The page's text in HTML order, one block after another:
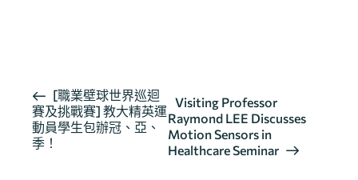
活
動
导
[職業壁球世界巡迴
賽及挑戰賽] 教大精英運
動員學生包辦冠、亞、
季！
Visiting Professor
Raymond LEE Discusses
Motion Sensors in
Healthcare Seminar